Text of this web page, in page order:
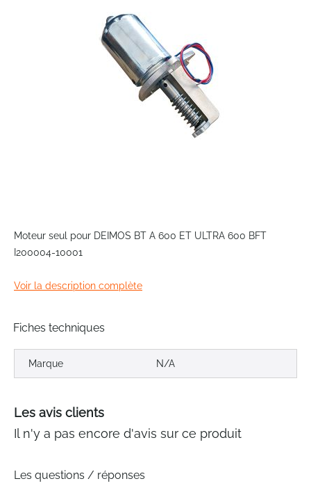
to
the
beginning
the
Moteur seul pour DEIMOS BT A 600 ET ULTRA 600 BFT
I200004-10001
Voir la description complète
Fiches techniques
Marque N/A
Les avis clients
Il n'y a pas encore d'avis sur ce produit
Les questions / réponses